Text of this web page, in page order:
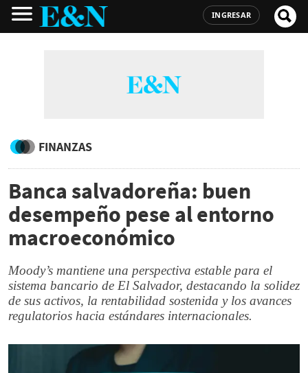
INGRESAR
FINANZAS
Banca salvadoreña: buen
desempeño pese al entorno
macroeconómico
Moody’s mantiene una perspectiva estable para el
sistema bancario de El Salvador, destacando la solidez
de sus activos, la rentabilidad sostenida y los avances
regulatorios hacia estándares internacionales.